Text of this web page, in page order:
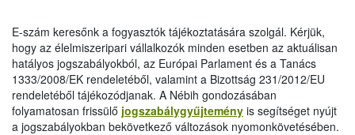
E-szám keresőnk a fogyasztók tájékoztatására szolgál. Kérjük,
hogy az élelmiszeripari vállalkozók minden esetben az aktuálisan
hatályos jogszabályokból, az Európai Parlament és a Tanács
1333/2008/EK rendeletéből, valamint a Bizottság 231/2012/EU
rendeletéből tájékozódjanak. A Nébih gondozásában
folyamatosan frissülő jogszabálygyűjtemény is segítséget nyújt
a jogszabályokban bekövetkező változások nyomonkövetésében.